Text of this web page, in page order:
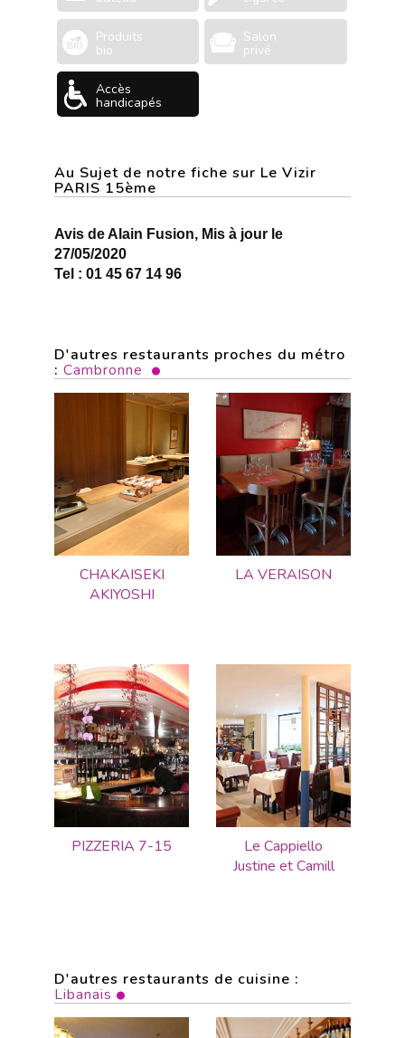
Produits
bio
Salon
privé
Accès
handicapés
Au Sujet de notre fiche sur Le Vizir
PARIS 15ème
Avis de Alain Fusion, Mis à jour le
27/05/2020
Tel : 01 45 67 14 96
D'autres restaurants proches du métro
: Cambronne
CHAKAISEKI
AKIYOSHI
LA VERAISON
PIZZERIA 7-15
Le Cappiello
Justine et Camill
D'autres restaurants de cuisine :
Libanais